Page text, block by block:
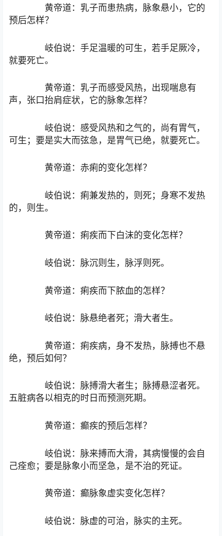
黄帝道：乳子而患热病，脉象悬小，它的
预后怎样？
岐伯说：手足温暖的可生，若手足厥冷，
就要死亡。
黄帝道：乳子而感受风热，出现喘息有
声，张口抬肩症状，它的脉象怎样？
岐伯说：感受风热和之气的，尚有胃气，
可生；要是实大而弦急，是胃气已绝，就要死亡。
黄帝道：赤痢的变化怎样？
岐伯说：痢兼发热的，则死；身寒不发热
的，则生。
黄帝道：痢疾而下白沫的变化怎样？
岐伯说：脉沉则生，脉浮则死。
黄帝道：痢疾而下脓血的怎样？
岐伯说：脉悬绝者死；滑大者生。
黄帝道：痢疾病，身不发热，脉搏也不悬
绝，预后如何？
岐伯说：脉搏滑大者生；脉搏悬涩者死。
五脏病各以相克的时日而预测死期。
黄帝道：癫疾的预后怎样？
岐伯说：脉来搏而大滑，其病慢慢的会自
己痊愈；要是脉象小而坚急，是不治的死证。
黄帝道：癫脉象虚实变化怎样？
岐伯说：脉虚的可治，脉实的主死。